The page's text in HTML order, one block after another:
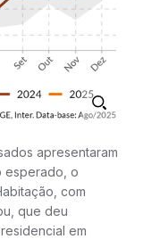
apresentaram
esperado, o
com
que deu
em